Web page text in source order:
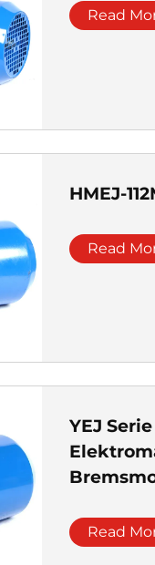
Read
HMEJ-
Read
YEJ Serie
Read